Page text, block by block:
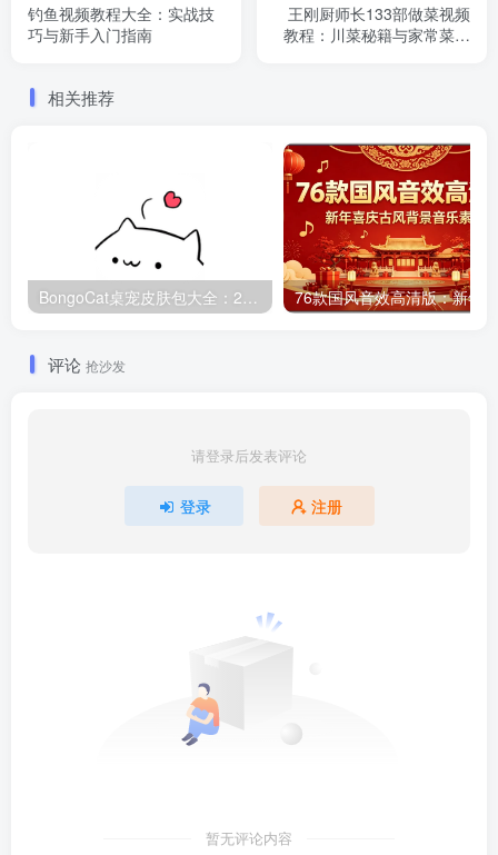
钓鱼视频教程大全：实战技
巧与新手入门指南
王刚厨师长133部做菜视频
教程：川菜秘籍与家常菜谱
相关推荐
评论 抢沙发
请登录后发表评论
登录 注册
暂无评论内容